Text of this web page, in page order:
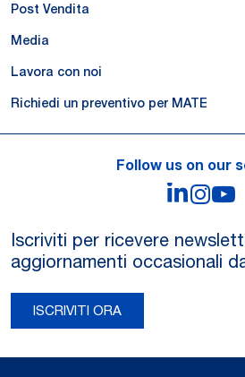
Post Vendita
Media
Lavora con noi
Richiedi un preventivo per MATE
Follow us on our
Iscriviti per ricevere
aggiornamenti occasionali
ISCRIVITI ORA